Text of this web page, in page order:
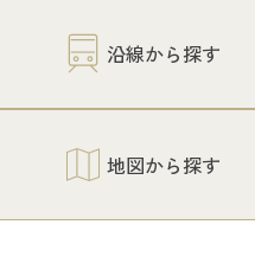
沿線から探す
地図から探す